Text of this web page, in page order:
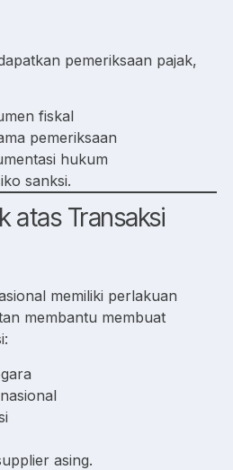
pemeriksaan pajak,
fiskal
pemeriksaan
hukum
sanksi.
atas Transaksi
memiliki perlakuan
membantu membuat
asing.